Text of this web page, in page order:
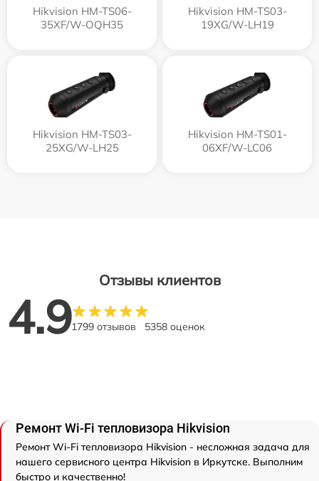
Hikvision HM-TS06-
35XF/W-OQH35
Hikvision HM-TS03-
19XG/W-LH19
Hikvision HM-TS03-
25XG/W-LH25
Hikvision HM-TS01-
06XF/W-LC06
Отзывы клиентов
4.91799 отзывов 5358 оценок
Ремонт Wi-Fi тепловизора Hikvision
Ремонт Wi-Fi тепловизора Hikvision - несложная задача для
нашего сервисного центра Hikvision в Иркутске. Выполним
быстро и качественно!